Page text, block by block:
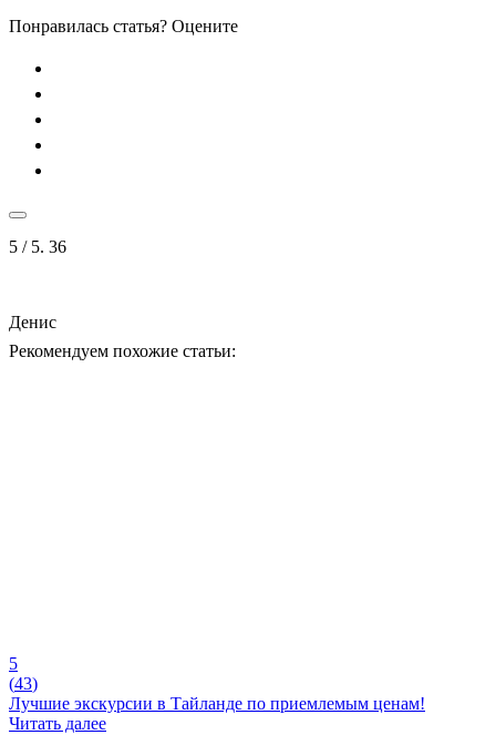
Понравилась статья? Оцените
5 / 5. 36
Денис
Рекомендуем похожие статьи:
5
(43)
Лучшие экскурсии в Тайланде по приемлемым ценам!
Читать далее